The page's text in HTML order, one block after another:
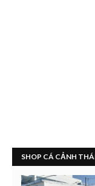
SHOP CÁ CẢNH